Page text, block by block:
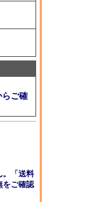
らご確
。「送料
をご確認